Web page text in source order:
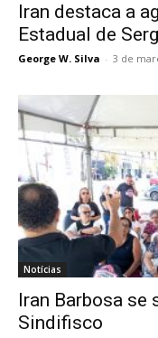
Iran destaca a
Estadual de
George W. Silva - 3 de
Notícias
Iran Barbosa
Sindifisco